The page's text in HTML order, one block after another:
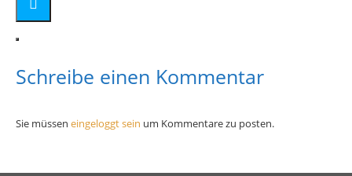
Schreibe einen Kommentar
Sie müssen eingeloggt sein um Kommentare zu posten.